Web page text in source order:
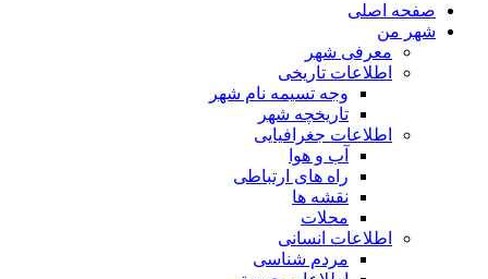
صفحه اصلی
شهر من
معرفی شهر
اطلاعات تاریخی
وجه تسیمه نام شهر
تاریخچه شهر
اطلاعات جغرافیایی
آب و هوا
راه های ارتباطی
نقشه ها
محلات
اطلاعات انسانی
مردم شناسی